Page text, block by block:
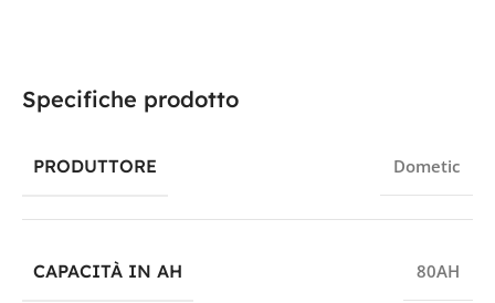
Specifiche prodotto
PRODUTTORE Dometic
CAPACITÀ IN AH 80AH